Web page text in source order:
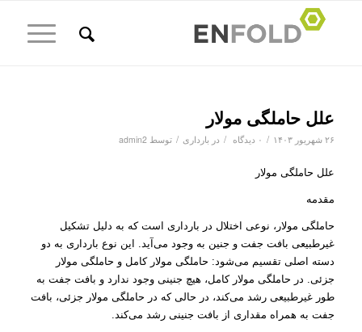
علل حاملگی مولار
۲۶ شهریور ۱۴۰۳ / ۰ دیدگاه / در بارداری / توسط admin2
علل حاملگی مولار
مقدمه
حاملگی مولار، نوعی اختلال در بارداری است که به دلیل تشکیل
غیرطبیعی بافت جفت و جنین به وجود می‌آید. این نوع بارداری به دو
دسته اصلی تقسیم می‌شود: حاملگی مولار کامل و حاملگی مولار
جزئی. در حاملگی مولار کامل، هیچ جنینی وجود ندارد و بافت جفت به
طور غیرطبیعی رشد می‌کند، در حالی که در حاملگی مولار جزئی، بافت
جفت به همراه مقداری از بافت جنینی رشد می‌کند.